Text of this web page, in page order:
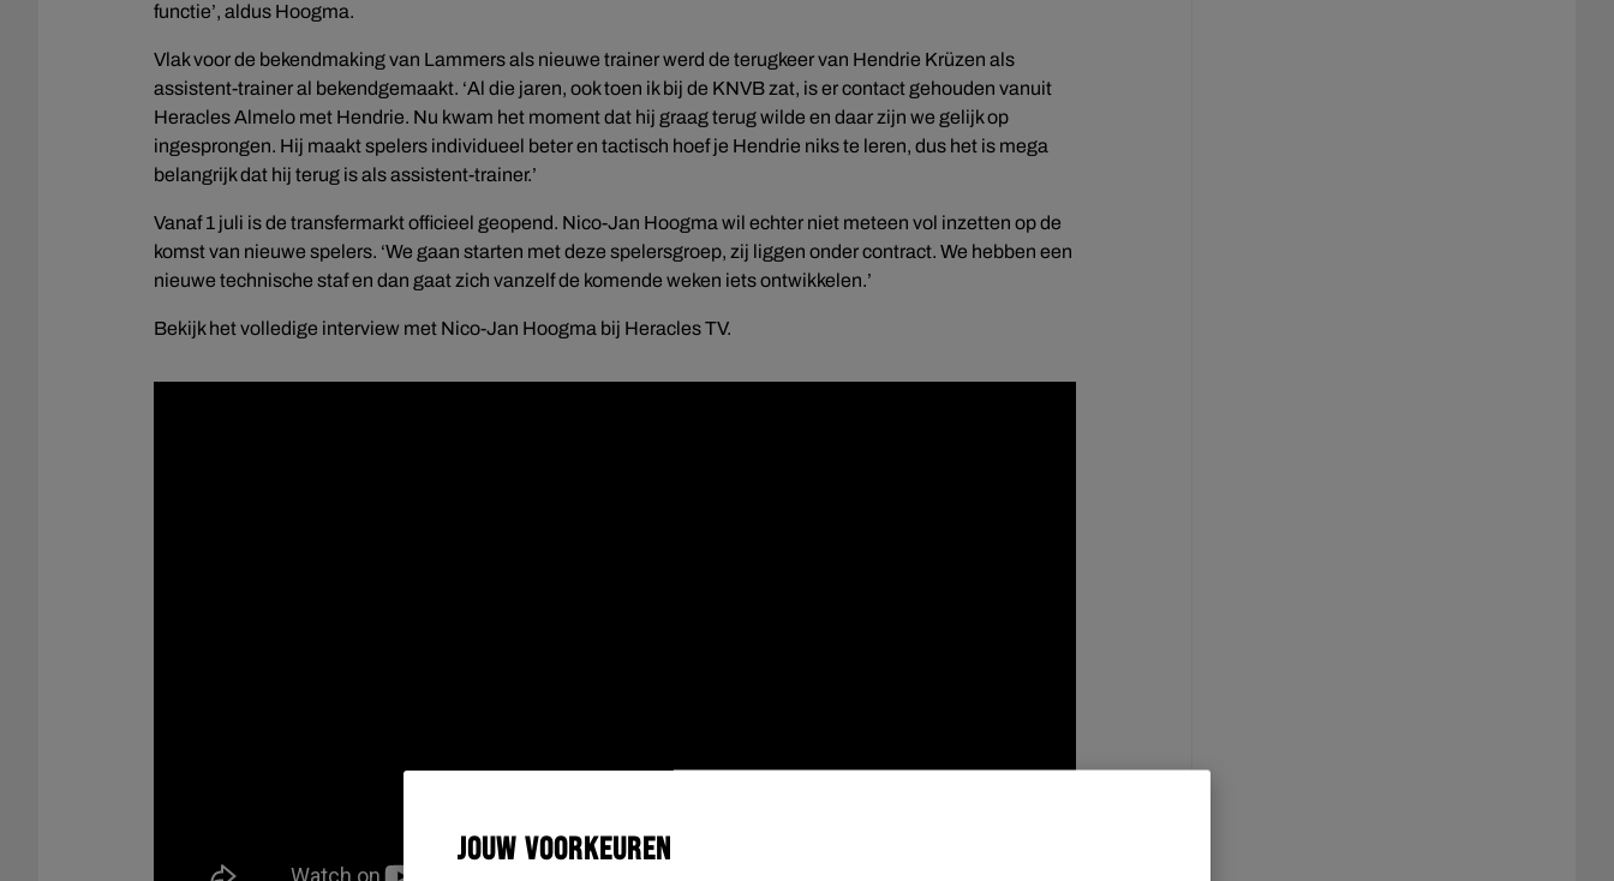
JOUW VOORKEUREN
functie’, aldus Hoogma.
Vlak voor de bekendmaking van Lammers als nieuwe trainer werd de terugkeer van Hendrie Krüzen als
assistent-trainer al bekendgemaakt. ‘Al die jaren, ook toen ik bij de KNVB zat, is er contact gehouden vanuit
Heracles Almelo met Hendrie. Nu kwam het moment dat hij graag terug wilde en daar zijn we gelijk op
ingesprongen. Hij maakt spelers individueel beter en tactisch hoef je Hendrie niks te leren, dus het is mega
belangrijk dat hij terug is als assistent-trainer.’
Vanaf 1 juli is de transfermarkt officieel geopend. Nico-Jan Hoogma wil echter niet meteen vol inzetten op de
komst van nieuwe spelers. ‘We gaan starten met deze spelersgroep, zij liggen onder contract. We hebben een
nieuwe technische staf en dan gaat zich vanzelf de komende weken iets ontwikkelen.’
Bekijk het volledige interview met Nico-Jan Hoogma bij Heracles TV.